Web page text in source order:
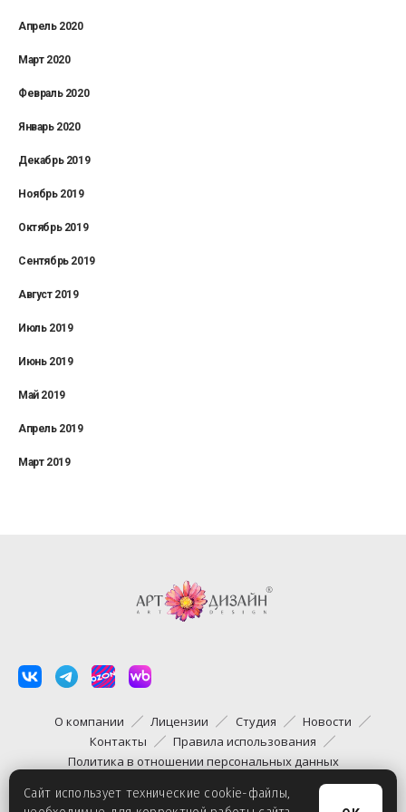
Апрель 2020
Март 2020
Февраль 2020
Январь 2020
Декабрь 2019
Ноябрь 2019
Октябрь 2019
Сентябрь 2019
Август 2019
Июль 2019
Июнь 2019
Май 2019
Апрель 2019
Март 2019
О компании Лицензии Студия
Новости
Контакты
Правила использования
Политика в отношении персональных данных
Сайт использует технические cookie-файлы,